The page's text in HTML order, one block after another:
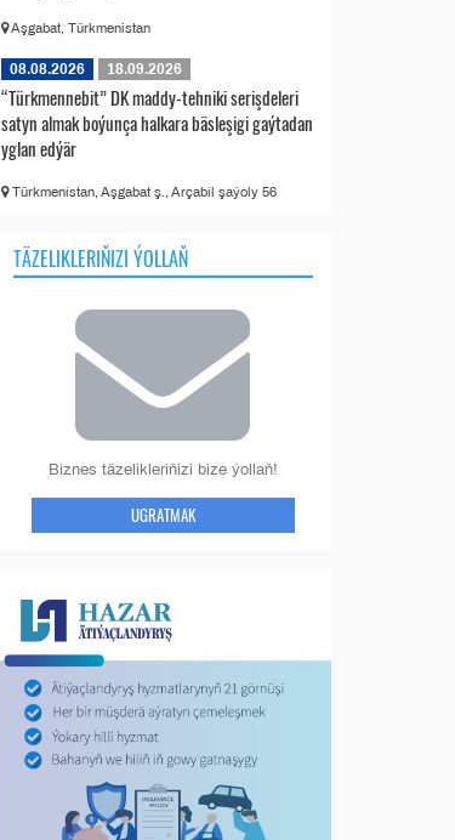
Aşgabat, Türkmenistan
08.08.2026 18.09.2026
“Türkmennebit” DK maddy-tehniki serişdeleri
satyn almak boýunça halkara bäsleşigi gaýtadan
yglan edýär
Türkmenistan, Aşgabat ş., Arçabil şaýoly 56
TÄZELIKLERIŇIZI ÝOLLAŇ
Biznes täzelikleriňizi bize ýollaň!
UGRATMAK